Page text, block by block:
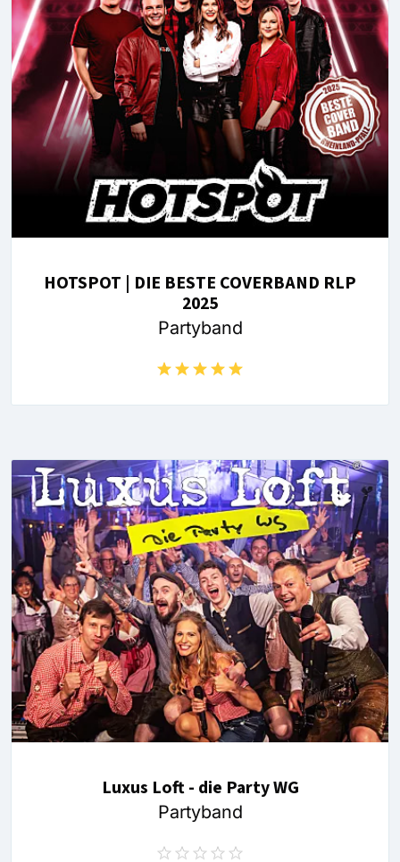
HOTSPOT | DIE BESTE COVERBAND RLP
2025
Partyband
Luxus Loft - die Party WG
Partyband